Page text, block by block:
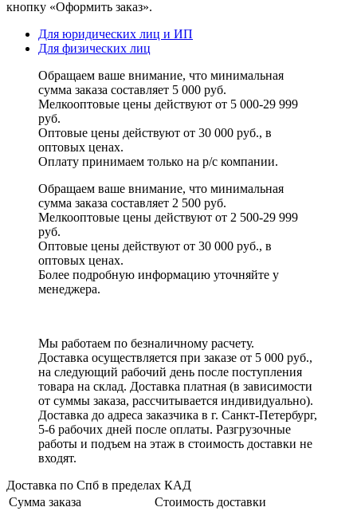
кнопку «Оформить заказ».
Для юридических лиц и ИП
Для физических лиц
Обращаем ваше внимание, что минимальная
сумма заказа составляет 5 000 руб.
Мелкооптовые цены действуют от 5 000-29 999
руб.
Оптовые цены действуют от 30 000 руб., в
оптовых ценах.
Оплату принимаем только на р/с компании.
Обращаем ваше внимание, что минимальная
сумма заказа составляет 2 500 руб.
Мелкооптовые цены действуют от 2 500-29 999
руб.
Оптовые цены действуют от 30 000 руб., в
оптовых ценах.
Более подробную информацию уточняйте у
менеджера.
Мы работаем по безналичному расчету.
Доставка осуществляется при заказе от 5 000 руб.,
на следующий рабочий день после поступления
товара на склад. Доставка платная (в зависимости
от суммы заказа, рассчитывается индивидуально).
Доставка до адреса заказчика в г. Санкт-Петербург,
5-6 рабочих дней после оплаты. Разгрузочные
работы и подъем на этаж в стоимость доставки не
входят.
Доставка по Спб в пределах КАД
Сумма заказа
Стоимость доставки